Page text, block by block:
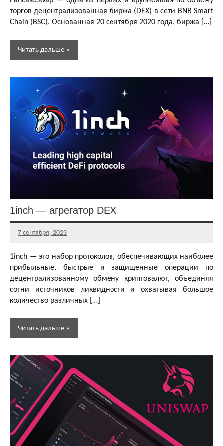
торгов децентрализованная биржа (DEX) в сети BNB Smart
Chain (BSC). Основанная 20 сентября 2020 года, биржа […]
Читать дальше
Децентрализованные
биржи (DEX)
Обзоры
и
статьи
1inch — агрегатор DEX
7 сентября, 2023
Главный
Комментариев
1inch — это набор протоколов, обеспечивающих наиболее
прибыльные, быстрые и защищенные операции по
децентрализованному обмену криптовалют, объединяя
сотни источников ликвидности и охватывая большое
количество различных […]
Читать дальше
Децентрализованные
биржи (DEX)
Обзоры
dApps
Обзоры
и
статьи